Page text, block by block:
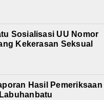
Sosialisasi UU Nomor
Kekerasan Seksual
Hasil Pemeriksaan